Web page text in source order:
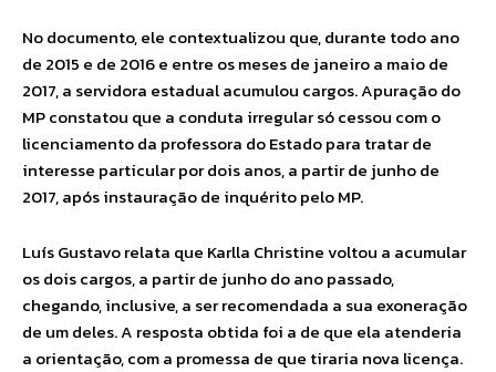
No documento, ele contextualizou que, durante todo ano
de 2015 e de 2016 e entre os meses de janeiro a maio de
2017, a servidora estadual acumulou cargos. Apuração do
MP constatou que a conduta irregular só cessou com o
licenciamento da professora do Estado para tratar de
interesse particular por dois anos, a partir de junho de
2017, após instauração de inquérito pelo MP.
Luís Gustavo relata que Karlla Christine voltou a acumular
os dois cargos, a partir de junho do ano passado,
chegando, inclusive, a ser recomendada a sua exoneração
de um deles. A resposta obtida foi a de que ela atenderia
a orientação, com a promessa de que tiraria nova licença.